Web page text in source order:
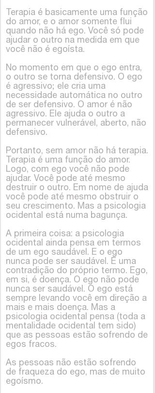
Terapia é basicamente uma função
do amor, e o amor somente flui
quando não há ego. Você só pode
ajudar o outro na medida em que
você não é egoísta.
No momento em que o ego entra,
o outro se torna defensivo. O ego
é agressivo; ele cria uma
necessidade automática no outro
de ser defensivo. O amor é não
agressivo. Ele ajuda o outro a
permanecer vulnerável, aberto, não
defensivo.
Portanto, sem amor não há terapia.
Terapia é uma função do amor.
Logo, com ego você não pode
ajudar. Você pode até mesmo
destruir o outro. Em nome de ajuda
você pode até mesmo obstruir o
seu crescimento. Mas a psicologia
ocidental está numa bagunça.
A primeira coisa: a psicologia
ocidental ainda pensa em termos
de um ego saudável. E o ego
nunca pode ser saudável. É uma
contradição do próprio termo. Ego,
em si, é doença. O ego não pode
nunca ser saudável. O ego está
sempre levando você em direção a
mais e mais doença. Mas a
psicologia ocidental pensa (toda a
mentalidade ocidental tem sido)
que as pessoas estão sofrendo de
egos fracos.
As pessoas não estão sofrendo
de fraqueza do ego, mas de muito
egoísmo.